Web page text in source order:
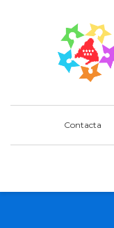
Contacta